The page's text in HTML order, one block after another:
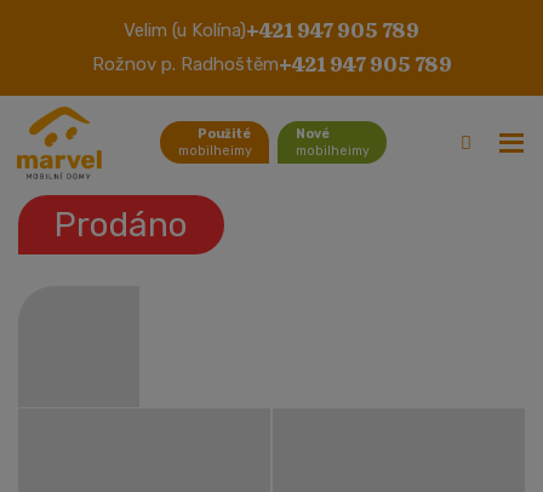
Velim (u Kolína)+421 947 905 789
Rožnov p. Radhoštěm+421 947 905 789
Použité
mobilheimy
Nové
mobilheimy
Atlas Solitare
Prodáno